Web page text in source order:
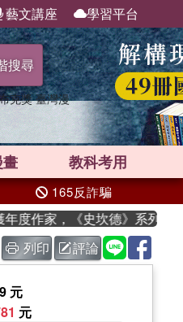
藝文講座 學習平台
搜尋
克獎 臺灣漫
教科考用
165反詐騙
家，《史坎德》系列帶你踏
列印 評論
元
元